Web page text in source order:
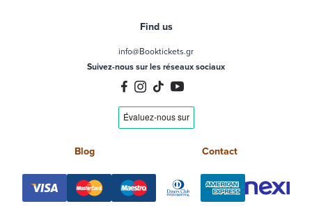
Find us
info@Booktickets.gr
Suivez-nous sur les réseaux sociaux
Blog Contact